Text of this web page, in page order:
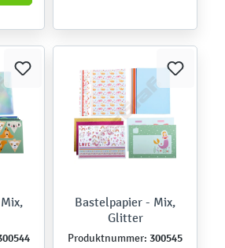
Bastelpapier - Mix,
Glitter
Produktnummer: 300545